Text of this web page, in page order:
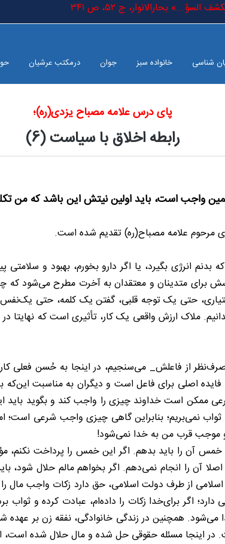
بحارالانوار، ج ٥٢، ص ٣٤١
شناسی خانواده سبز جوان درمکتب عرشیان
پای درس علامه مصباح یزدی(ره)؛
رابطه اخلاق با سیاست (6)
است، باید اولین نیتش این باشد که من
مرحوم علامه مصباح(ره) تقدیم شده است.
انرژی بگیرد، یا اگر دارو بخورم، بهبود و سلامتی
برای متدینان و معتقدان به آخرت مطرح می‌شود که
حتی یک توجه قلبی، گفتن یک کلمه، حتی
ملاک ارزش واقعی یک کار، تأثیری است که نهایتا در
از فاعلش_ می‌سنجیم، در اینجا به حُسن فعلی
اصلی برای فاعل است و دیگران به مناسبت
ممکن است خداوند چیزی را واجب کند و بگوید باید
نمی‌بریم؛ بنابراین گاهی چیزی واجب شرعی است؛
و موجب قرب من به خدا نمی‌شود!
آن را باید بدهم. اگر این خمس را پرداخت نکنم،
آن را انجام نمی‌دهم. اگر بخواهم مالم حلال
از طرف دولت اسلامی، حق دارد زکات واجب مال را
برای‌خدا زکات را داده‌ام، عبادت کرده و ثواب
می‌شود. همچنین در زندگی خانوادگی، نفقه زن بر
است. در اینجا مسئله حقوقی حل شده و مال حلال شده است،